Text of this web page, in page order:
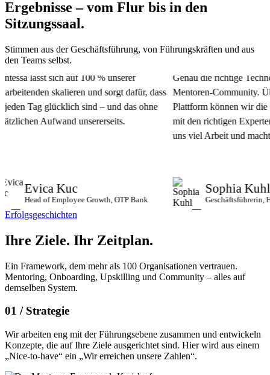
Ergebnisse – vom Flur bis in den
Sitzungssaal.
Stimmen aus der Geschäftsführung, von Führungskräften und aus
den Teams selbst.
lässt sich auf 100 % unserer
skalieren und sorgt dafür, dass
Tag glücklich sind – und das ohne
Aufwand unsererseits.
Evica Kuc
Head of Employee Growth, OTP Bank
Genau die richtige
Mentoren-Community.
Plattform können wir die
mit den richtigen Experten
uns viel Arbeit und macht
Sophia Kuhl
Geschäftsführerin,
Erfolgsgeschichten
Ihre Ziele. Ihr Zeitplan.
Ein Framework, dem mehr als 100 Organisationen vertrauen.
Mentoring, Onboarding, Upskilling und Community – alles auf
demselben System.
01 /Strategie
Wir arbeiten eng mit der Führungsebene zusammen und entwickeln
Konzepte, die auf Ihre Ziele ausgerichtet sind. Hier wird aus einem
„Nice-to-have“ ein „Wir erreichen unsere Zahlen“.